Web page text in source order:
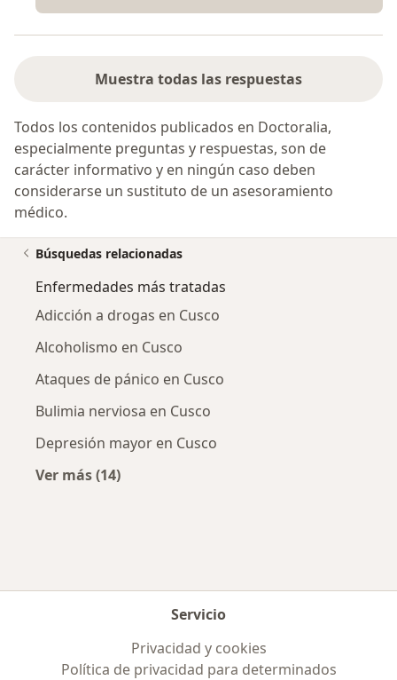
Muestra todas las respuestas
Todos los contenidos publicados en Doctoralia,
especialmente preguntas y respuestas, son de
carácter informativo y en ningún caso deben
considerarse un sustituto de un asesoramiento
médico.
Búsquedas relacionadas
Enfermedades más tratadas
Adicción a drogas en Cusco
Alcoholismo en Cusco
Ataques de pánico en Cusco
Bulimia nerviosa en Cusco
Depresión mayor en Cusco
Ver más (14)
Servicio
Privacidad y cookies
Política de privacidad para determinados